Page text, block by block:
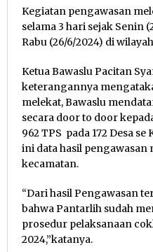
Kegiatan pengawasan
selama 3 hari sejak Senin
Rabu (26/6/2024) di wilayah
Ketua Bawaslu Pacitan
keterangannya
melekat, Bawaslu
secara door to door
962 TPS pada 172 Desa
ini data hasil
kecamatan.
“Dari hasil Pengawasan
bahwa Pantarlih sudah
prosedur pelaksanaan
2024,”katanya.